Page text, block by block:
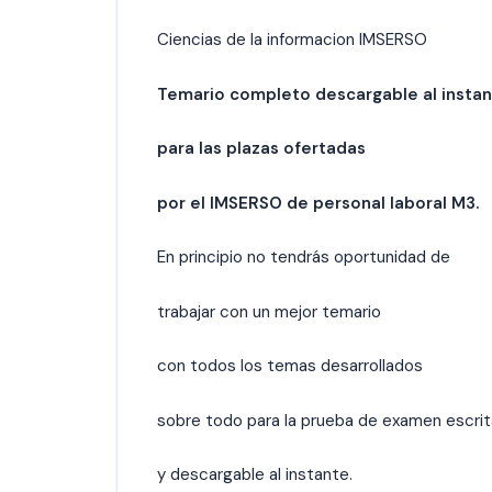
Ciencias de la informacion IMSERSO
Temario completo descargable al
para las plazas ofertadas
por el IMSERSO de personal laboral M3.
En principio no tendrás oportunidad de
trabajar con un mejor temario
con todos los temas desarrollados
sobre todo para la prueba de examen
y descargable al instante.